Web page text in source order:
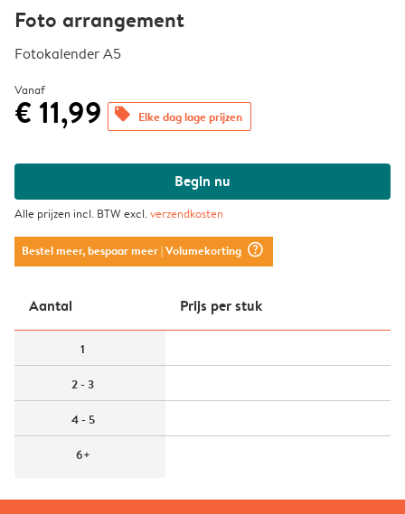
Foto arrangement
Fotokalender A5
Vanaf
€ 11,99 offers Elke dag lage prijzen
Begin nu
Alle prijzen incl. BTW excl.verzendkosten
Bestel meer, bespaar meer| Volumekorting question_mark_circle
Aantal Prijs per stuk
1
2 - 3
4 - 5
6+